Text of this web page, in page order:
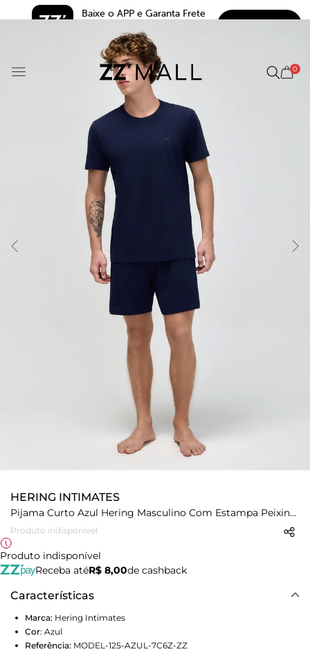
Baixe o APP e Garanta Frete
0
HERING INTIMATES
Pijama Curto Azul Hering Masculino Com Estampa Peixinho
Produto indisponível
Produto indisponível
Receba atéR$ 8,00de cashback
Características
Marca: Hering Intimates
Cor: Azul
Referência: MODEL-125-AZUL-7C6Z-ZZ